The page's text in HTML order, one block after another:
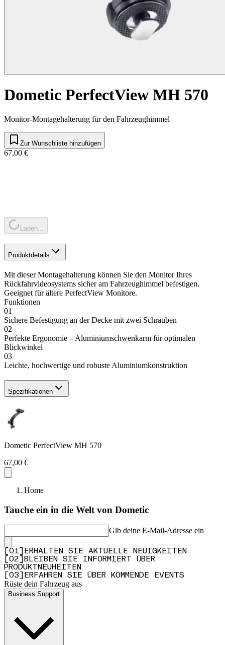
Dometic PerfectView MH 570
Monitor-Montagehalterung für den Fahrzeughimmel
Zur Wunschliste hinzufügen
67,00 €
Laden...
Produktdetails
Mit dieser Montagehalterung können Sie den Monitor Ihres
Rückfahrvideosystems sicher am Fahrzeughimmel befestigen.
Geeignet für ältere PerfectView Monitore.
Funktionen
01
Sichere Befestigung an der Decke mit zwei Schrauben
02
Perfekte Ergonomie – Aluminiumschwenkarm für optimalen
Blickwinkel
03
Leichte, hochwertige und robuste Aluminiumkonstruktion
Spezifikationen
Dometic PerfectView MH 570
67,00 €
Home
Tauche ein in die Welt von Dometic
Gib deine E-Mail-Adresse ein
01
ERHALTEN SIE AKTUELLE NEUIGKEITEN
02
BLEIBEN SIE INFORMIERT ÜBER
PRODUKTNEUHEITEN
03 ERFAHREN SIE ÜBER KOMMENDE EVENTS
Rüste dein Fahrzeug aus
Business Support